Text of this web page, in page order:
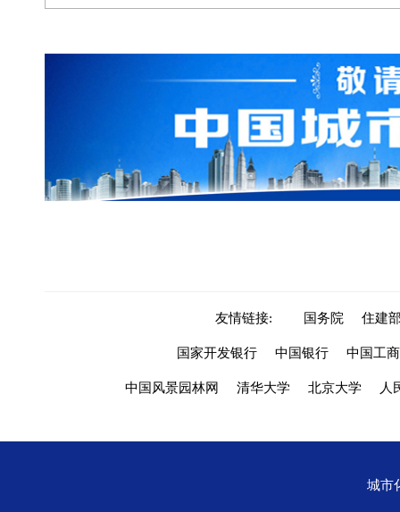
友情链接: 国务院 住建
国家开发银行 中国银行 中国工
中国风景园林网 清华大学 北京大学 人
城市